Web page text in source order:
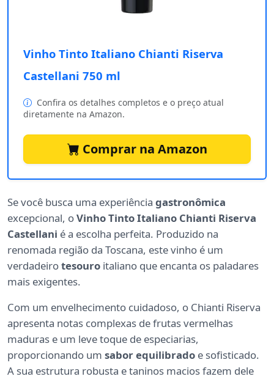
Vinho Tinto Italiano Chianti Riserva
Castellani 750 ml
Confira os detalhes completos e o preço atual
diretamente na Amazon.
Comprar na Amazon
Se você busca uma experiência gastronômica
excepcional, oVinho Tinto Italiano Chianti Riserva
Castellani é a escolha perfeita. Produzido na
renomada região da Toscana, este vinho é um
verdadeirotesouro italiano que encanta os paladares
mais exigentes.
Com um envelhecimento cuidadoso, o Chianti Riserva
apresenta notas complexas de frutas vermelhas
maduras e um leve toque de especiarias,
proporcionando um sabor equilibrado e sofisticado.
A sua estrutura robusta e taninos macios fazem dele